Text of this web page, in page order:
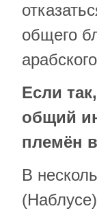
общего
Если
общий
племён
В